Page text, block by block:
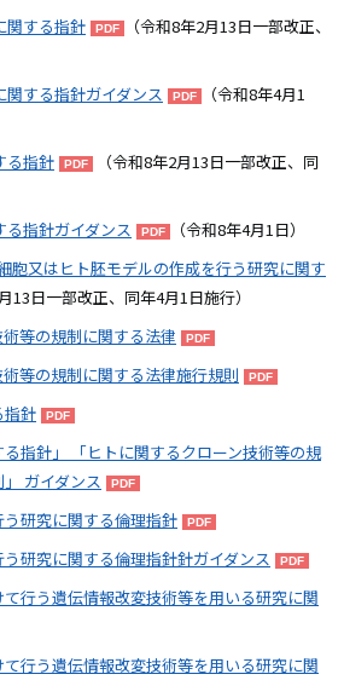
関する指針
（令和8年2月13日一部改正、
関する指針ガイダンス
（令和8年4月1
る指針
（令和8年2月13日一部改正、同
る指針ガイダンス
（令和8年4月1日）
胞又はヒト胚モデルの作成を行う研究に関す
13日一部改正、同年4月1日施行）
等の規制に関する法律
等の規制に関する法律施行規則
指針
る指針」 「ヒトに関するクローン技術等の規
ガイダンス
研究に関する倫理指針
研究に関する倫理指針針ガイダンス
行う遺伝情報改変技術等を用いる研究に関
行う遺伝情報改変技術等を用いる研究に関